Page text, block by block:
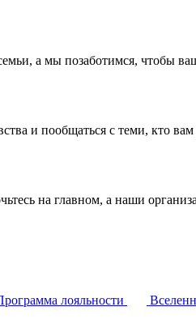
а мы позаботимся, чтобы
и пообщаться с теми, кто
на главном, а наши
лояльности